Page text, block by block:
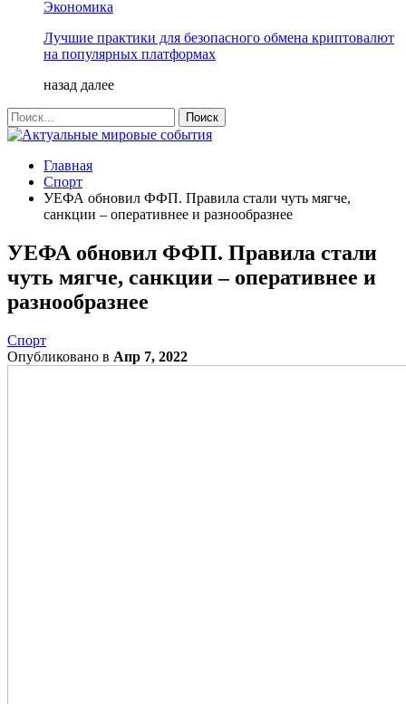
Экономика
Лучшие практики для безопасного обмена криптовалют
на популярных платформах
назад далее
Главная
Спорт
УЕФА обновил ФФП. Правила стали чуть мягче,
санкции – оперативнее и разнообразнее
УЕФА обновил ФФП. Правила стали
чуть мягче, санкции – оперативнее и
разнообразнее
Спорт
Опубликовано в Апр 7, 2022